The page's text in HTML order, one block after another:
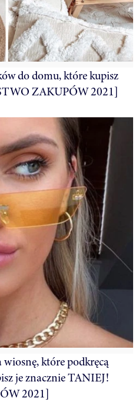
do domu, które kupisz
ZAKUPÓW 2021]
które podkręcą
je znacznie TANIEJ!
2021]